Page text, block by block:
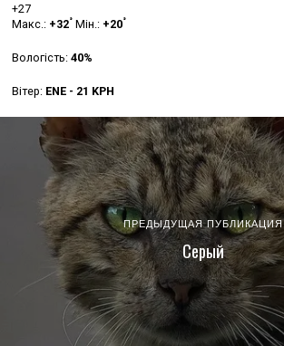
+27
Макс.: +32° Мін.: +20°
Вологість:40%
Вітер: ENE - 21 KPH
ПРЕДЫДУЩАЯ ПУБЛИКАЦИЯ
Серый